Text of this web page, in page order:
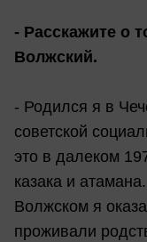
- Расскажите о
Волжский.
- Родился я в
советской
это в далеком
казака и
Волжском я
проживали